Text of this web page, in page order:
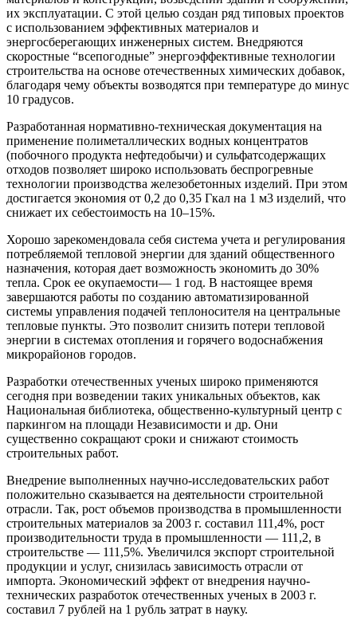
их эксплуатации. С этой целью создан ряд типовых проектов
с использованием эффективных материалов и
энергосберегающих инженерных систем. Внедряются
скоростные “всепогодные” энергоэффективные технологии
строительства на основе отечественных химических добавок,
благодаря чему объекты возводятся при температуре до минус
10 градусов.
Разработанная нормативно-техническая документация на
применение полиметаллических водных концентратов
(побочного продукта нефтедобычи) и сульфатсодержащих
отходов позволяет широко использовать беспрогревные
технологии производства железобетонных изделий. При этом
достигается экономия от 0,2 до 0,35 Гкал на 1 м3 изделий, что
снижает их себестоимость на 10–15%.
Хорошо зарекомендовала себя система учета и регулирования
потребляемой тепловой энергии для зданий общественного
назначения, которая дает возможность экономить до 30%
тепла. Срок ее окупаемости— 1 год. В настоящее время
завершаются работы по созданию автоматизированной
системы управления подачей теплоносителя на центральные
тепловые пункты. Это позволит снизить потери тепловой
энергии в системах отопления и горячего водоснабжения
микрорайонов городов.
Разработки отечественных ученых широко применяются
сегодня при возведении таких уникальных объектов, как
Национальная библиотека, общественно-культурный центр с
паркингом на площади Независимости и др. Они
существенно сокращают сроки и снижают стоимость
строительных работ.
Внедрение выполненных научно-исследовательских работ
положительно сказывается на деятельности строительной
отрасли. Так, рост объемов производства в промышленности
строительных материалов за 2003 г. составил 111,4%, рост
производительности труда в промышленности — 111,2, в
строительстве — 111,5%. Увеличился экспорт строительной
продукции и услуг, снизилась зависимость отрасли от
импорта. Экономический эффект от внедрения научно-
технических разработок отечественных ученых в 2003 г.
составил 7 рублей на 1 рубль затрат в науку.